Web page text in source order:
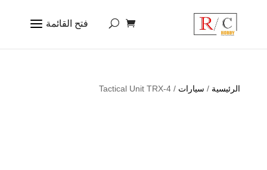
الرئيسية / سيارات / Tactical Unit TRX-4